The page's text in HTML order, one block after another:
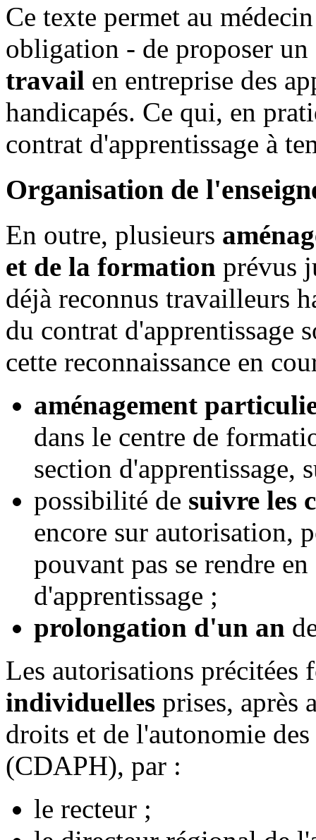
Ce texte permet au
obligation - de proposer un
travail en entreprise des
handicapés. Ce qui, en
contrat d'apprentissage à
Organisation de
En outre, plusieurs
et de la formation prévus
déjà reconnus travailleurs
du contrat d'apprentissage
cette reconnaissance en
aménagement
dans le centre de
section d'apprentissage,
possibilité de suivre les
encore sur autorisation,
pouvant pas se rendre
d'apprentissage ;
prolongation d'un an
Les autorisations
individuelles prises, après
droits et de l'autonomie des
(CDAPH), par :
le recteur ;